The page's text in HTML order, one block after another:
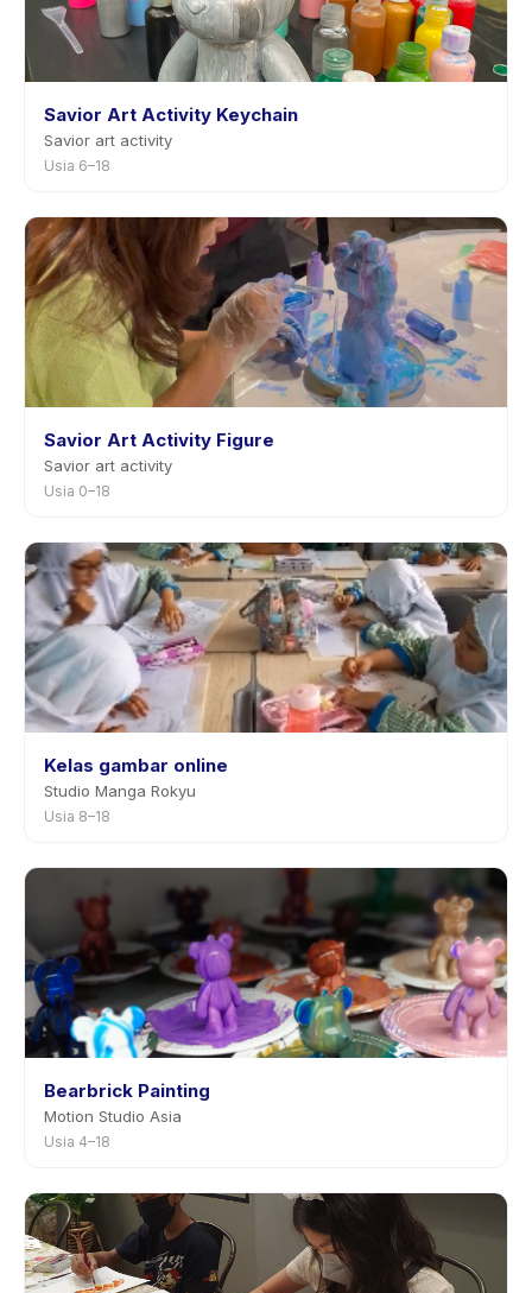
Savior Art Activity Keychain
Savior art activity
Usia 6–18
Savior Art Activity Figure
Savior art activity
Usia 0–18
Kelas gambar online
Studio Manga Rokyu
Usia 8–18
Bearbrick Painting
Motion Studio Asia
Usia 4–18